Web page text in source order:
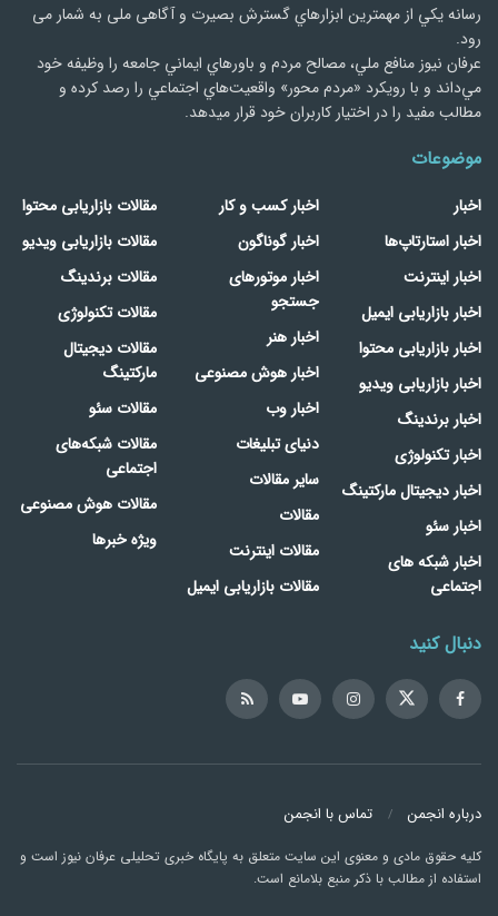
رسانه يكي از مهمترین ابزارهاي گسترش بصیرت و آگاهی ملی به شمار می
رود.
عرفان نیوز منافع ملي، مصالح مردم و باورهاي ايماني جامعه را وظيفه خود
مي‌داند و با رويكرد «مردم‌ محور» واقعيت‌هاي اجتماعي را رصد کرده و
مطالب مفید را در اختیار کاربران خود قرار میدهد.
موضوعات
اخبار
اخبار استارتاپ‌ها
اخبار اینترنت
اخبار بازاریابی ایمیل
اخبار بازاریابی محتوا
اخبار بازاریابی ویدیو
اخبار برندینگ
اخبار تکنولوژی
اخبار دیجیتال مارکتینگ
اخبار سئو
اخبار شبکه های
اجتماعی
اخبار کسب و کار
اخبار گوناگون
اخبار موتورهای
جستجو
اخبار هنر
اخبار هوش مصنوعی
اخبار وب
دنیای تبلیغات
سایر مقالات
مقالات
مقالات اینترنت
مقالات بازاریابی ایمیل
مقالات بازاریابی محتوا
مقالات بازاریابی ویدیو
مقالات برندینگ
مقالات تکنولوژی
مقالات دیجیتال
مارکتینگ
مقالات سئو
مقالات شبکه‌های
اجتماعی
مقالات هوش مصنوعی
ویژه خبرها
دنبال کنید
درباره انجمن تماس با انجمن
کلیه حقوق مادی و معنوی این سایت متعلق به پایگاه خبری تحلیلی عرفان نیوز است و
استفاده از مطالب با ذکر منبع بلامانع است.